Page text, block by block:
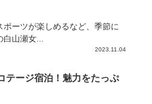
ーツが楽しめるなど、季節に
山瀬女...
2023.11.04
テージ宿泊！魅力をたっぷ